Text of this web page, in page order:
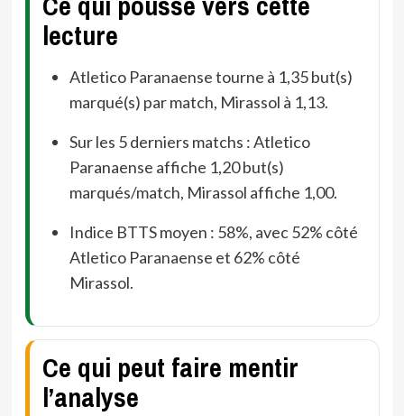
lecture
Atletico Paranaense tourne à 1,35 but(s)
marqué(s) par match, Mirassol à 1,13.
Sur les 5 derniers matchs : Atletico
Paranaense affiche 1,20 but(s)
marqués/match, Mirassol affiche 1,00.
Indice BTTS moyen : 58%, avec 52% côté
Atletico Paranaense et 62% côté
Mirassol.
Ce qui peut faire mentir
l’analyse